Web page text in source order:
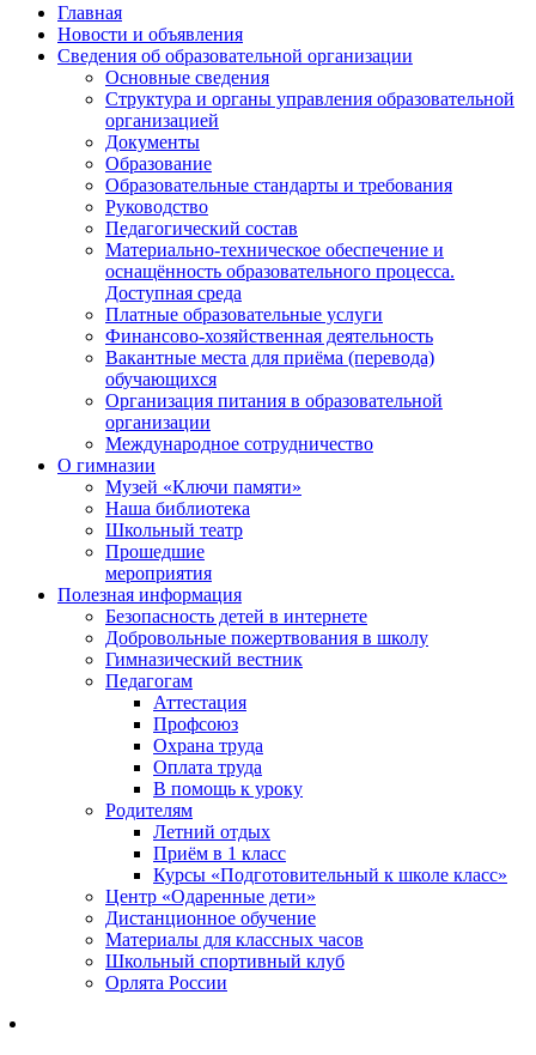
Главная
Новости и объявления
Сведения об образовательной­ организации
Основные сведения
Структура и органы управления образовательной
организацией
Документы
Образование
Образовательные стандарты и требования
Руководство
Педагогический состав
Материально-техническое обеспечение и
оснащённость образовательного процесса.
Доступная среда
Платные образовательные услуги
Финансово-хозяйственная деятельность
Вакантные места для приёма (перевода)
обучающихся
Организация питания в образовательной
организации
Международное сотрудничество
О гимназии
Музей «Ключи памяти»
Наша библиотека
Школьный театр
Прошедшие
мероприятия
Полезная информация
Безопасность детей в интернете
Добровольные пожертвования в школу
Гимназический вестник
Педагогам
Аттестация
Профсоюз
Охрана труда
Оплата труда
В помощь к уроку
Родителям
Летний отдых
Приём в 1 класс
Курсы «Подготовительный к школе класс»
Центр «Одаренные дети»
Дистанционное обучение
Материалы для классных часов
Школьный спортивный клуб
Орлята России